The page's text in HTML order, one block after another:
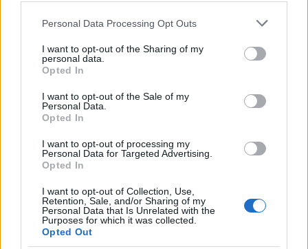
Please note that this website/app uses one or more Google
not limited to your visit or usage behaviour. You may click to
grant or deny consent to Google and its third-party tags to
use your data for below specified purposes in below Google
consent section.
Personal Data Processing Opt Outs
I want to opt-out of the Sharing of my
personal data.
Opted In
I want to opt-out of the Sale of my
Personal Data.
Opted In
I want to opt-out of processing my
Personal Data for Targeted Advertising.
Opted In
I want to opt-out of Collection, Use,
Retention, Sale, and/or Sharing of my
Personal Data that Is Unrelated with the
Purposes for which it was collected.
Opted Out
Ροή Ειδήσεων
ΖΩΔΙΑ
06/08/26 - 23:52
7/8 από την Αλεξάνδρα Καρτά
SPORTS
06/08/26 - 23:52